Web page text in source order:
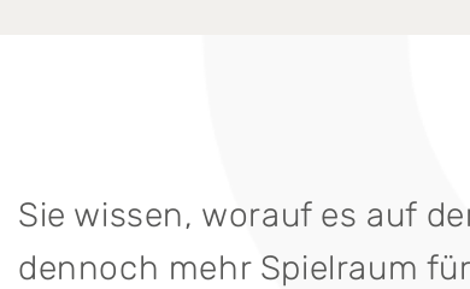
Sie wissen, worauf es auf
dennoch mehr Spielraum